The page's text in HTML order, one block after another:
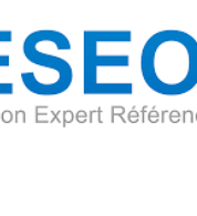
: Maximisez la Visibilité de
de Search Engine
anglais, ou référencement
pratique essentielle pour
site web sur les moteurs de